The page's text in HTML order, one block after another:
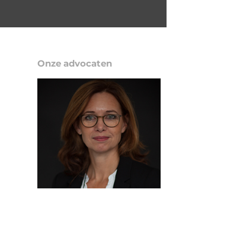
Onze advocaten
mr. Nynke van der
Vegt
Echtscheiding Erfrecht
Familierecht Mediation